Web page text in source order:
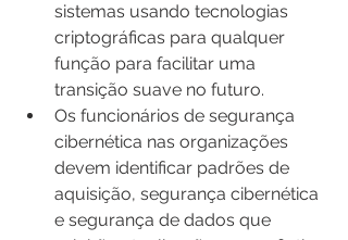
sistemas usando tecnologias
criptográficas para qualquer
função para facilitar uma
transição suave no futuro.
Os funcionários de segurança
cibernética nas organizações
devem identificar padrões de
aquisição, segurança cibernética
e segurança de dados que